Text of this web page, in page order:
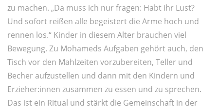
zu machen. „Da muss ich nur fragen: Habt ihr Lust?
Und sofort reißen alle begeistert die Arme hoch und
rennen los.“ Kinder in diesem Alter brauchen viel
Bewegung. Zu Mohameds Aufgaben gehört auch, den
Tisch vor den Mahlzeiten vorzubereiten, Teller und
Becher aufzustellen und dann mit den Kindern und
Erzieher:innen zusammen zu essen und zu sprechen.
Das ist ein Ritual und stärkt die Gemeinschaft in der